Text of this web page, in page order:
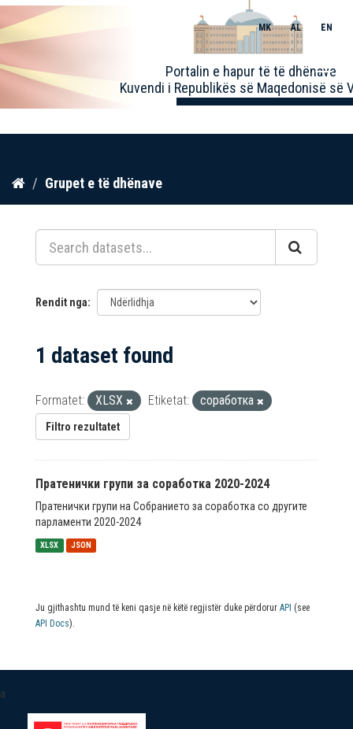
Kalo
përmbajtja
Portalin e hapur të të dhënave
Kuvendi i Republikës së Maqedonisë së
MK AL EN
Toggle
Grupet e të dhënave
Rendit nga
1 dataset found
Formatet: XLSX Etiketat: соработка
Filtro rezultatet
Пратенички групи за соработка 2020-2024
Пратенички групи на Собранието за соработка со другите
парламенти 2020-2024
XLSX JSON
Ju gjithashtu mund të keni qasje në këtë regjistër duke përdorur API (see
API Docs).
a